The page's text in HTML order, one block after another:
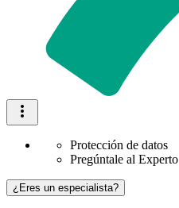
Protección de datos
Pregúntale al Experto
¿Eres un especialista?